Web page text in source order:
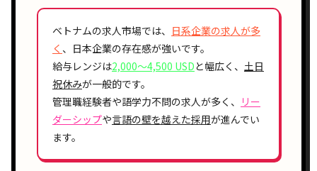
ベトナムの求人市場では、 日系企業の求人が多
く 、日本企業の存在感が強いです。
給与レンジは2,000〜4,500 USDと幅広く、 土日
祝休みが一般的です。
管理職経験者や語学力不問の求人が多く、
リー
ダーシップや言語の壁を越えた採用が進んでい
ます。